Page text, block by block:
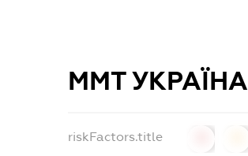
ММТ УКРАЇНА
riskFactors.title